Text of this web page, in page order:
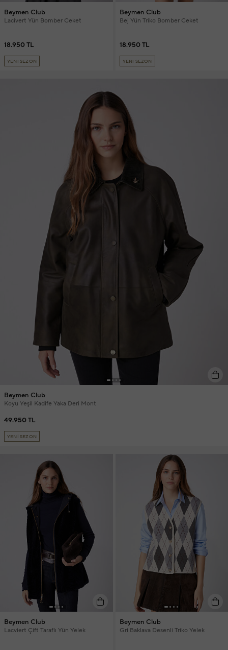
Beymen Club
Lacivert Yün Bomber Ceket
18.950 TL
YENİ SEZON
Beymen Club
Bej Yün Triko Bomber Ceket
18.950 TL
YENİ SEZON
Beymen Club
Koyu Yeşil Kadife Yaka Deri Mont
49.950 TL
YENİ SEZON
Beymen Club
Lacviert Çift Taraflı Yün Yelek
Beymen Club
Gri Baklava Desenli Triko Yelek